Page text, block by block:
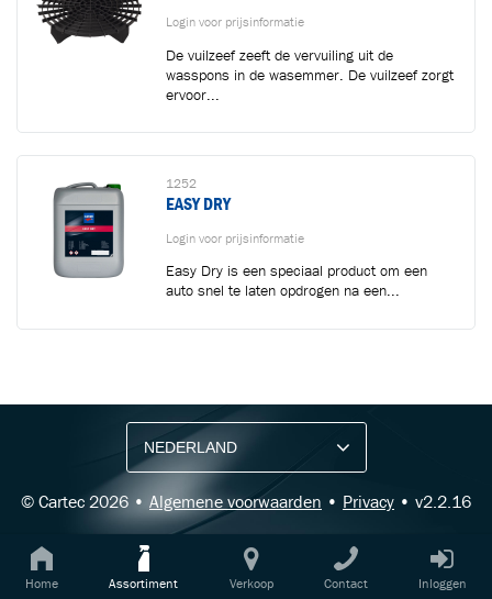
Home Assortiment Verkoop Contact Inloggen
Login voor prijsinformatie
De vuilzeef zeeft de vervuiling uit de
wasspons in de wasemmer. De vuilzeef zorgt
ervoor...
1252
EASY DRY
Login voor prijsinformatie
Easy Dry is een speciaal product om een
auto snel te laten opdrogen na een...
© Cartec 2026 • Algemene voorwaarden • Privacy • v2.2.16
Ontvang vakgerelateerde tips,
aanbiedingen en productupdates van Cartec.